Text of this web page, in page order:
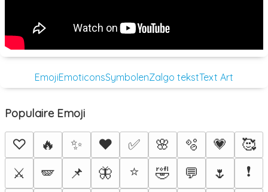
EmojiEmoticonsSymbolenZalgo tekstText Art
Populaire Emoji
♡ 🔥 ✨ ❤️ ✅ 🌸 🫧 💗
🥰
⚔️
🪽 📌 🦋 ⭐ 🤣 💬 🌷
❗